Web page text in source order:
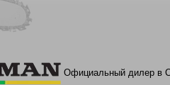
Официальный дилер в